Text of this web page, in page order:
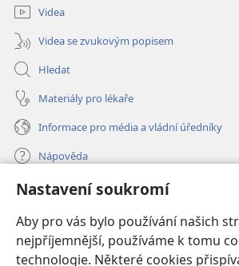
Nastavení soukromí
Aby pro vás bylo používání našich
nejpříjemnější, používáme k tomu
technologie. Některé cookies
Videa
Videa se zvukovým popisem
Hledat
Materiály pro lékaře
Informace pro média a vládní úředníky
Nápověda
Dary
nové
okno) ONLINE KNIHOVNA Strážné věže
(otevřeno
nové